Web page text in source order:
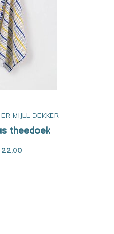
MIJLL DEKKER
theedoek